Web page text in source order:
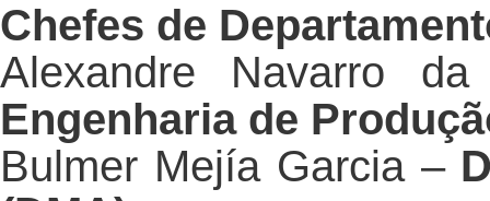
Chefes de
Alexandre Navarro
Engenharia de
Bulmer Mejía Garcia –